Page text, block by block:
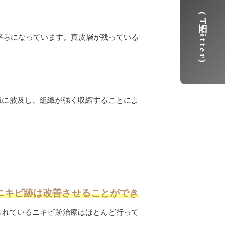
(旧Twitter)
になっています。真皮層が残っている
波及し、組織が強く収縮することによ
キビ跡は改善させることができ
ているニキビ跡治療はほとんど行って